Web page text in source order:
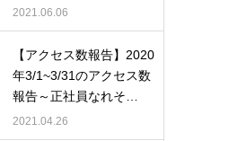
者数…
2021.06.06
【アクセス数報告】2020
年3/1~3/31のアクセス数
報告～正社員なれそ…
2021.04.26